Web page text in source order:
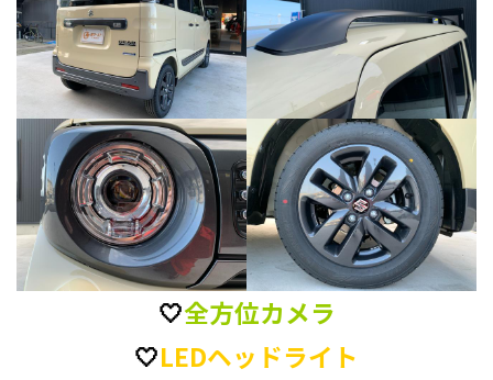
🤍全方位カメラ
🤍LEDヘッドライト